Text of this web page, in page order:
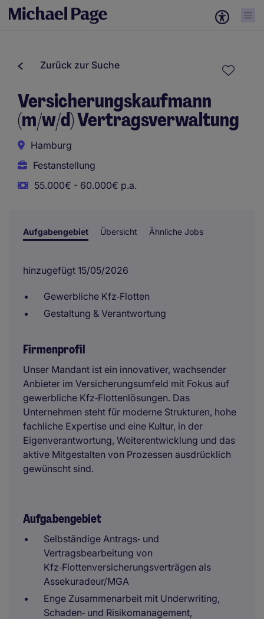
Zurück zur Suche
Versicherungskaufmann
(m/w/d) Vertragsverwaltung
Hamburg
Festanstellung
55.000€ - 60.000€ p.a.
Aufgabengebiet Übersicht Ähnliche Jobs
hinzugefügt 15/05/2026
Gewerbliche Kfz‑Flotten
Gestaltung & Verantwortung
Firmenprofil
Unser Mandant ist ein innovativer, wachsender
Anbieter im Versicherungsumfeld mit Fokus auf
gewerbliche Kfz‑Flottenlösungen. Das
Unternehmen steht für moderne Strukturen, hohe
fachliche Expertise und eine Kultur, in der
Eigenverantwortung, Weiterentwicklung und das
aktive Mitgestalten von Prozessen ausdrücklich
gewünscht sind.
Aufgabengebiet
Selbständige Antrags‑ und
Vertragsbearbeitung von
Kfz‑Flottenversicherungsverträgen als
Assekuradeur/MGA
Enge Zusammenarbeit mit Underwriting,
Schaden‑ und Risikomanagement,